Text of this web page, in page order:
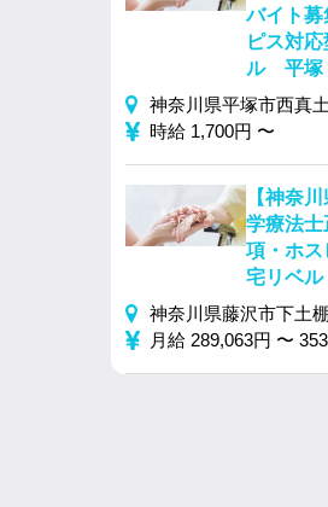
バイト募
ピス対
ル 平塚
神奈川県平塚市西真
時給 1,700円 〜
【神奈
学療法士
項・ホス
宅リベ
神奈川県藤沢市下土
月給 289,063円 〜